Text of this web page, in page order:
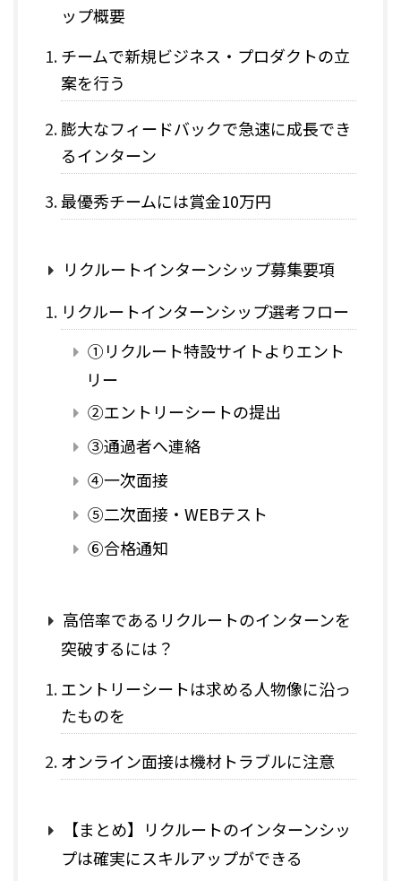
ップ概要
チームで新規ビジネス・プロダクトの立
案を行う
膨大なフィードバックで急速に成長でき
るインターン
最優秀チームには賞金10万円
リクルートインターンシップ募集要項
リクルートインターンシップ選考フロー
①リクルート特設サイトよりエント
リー
②エントリーシートの提出
③通過者へ連絡
④一次面接
⑤二次面接・WEBテスト
⑥合格通知
高倍率であるリクルートのインターンを
突破するには？
エントリーシートは求める人物像に沿っ
たものを
オンライン面接は機材トラブルに注意
【まとめ】リクルートのインターンシッ
プは確実にスキルアップができる